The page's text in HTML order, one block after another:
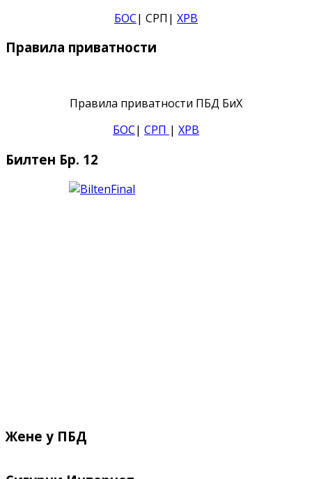
БОС| СРП| ХРВ
Правила приватности
Правила приватности ПБД БиХ
БОС| СРП | ХРВ
Билтен Бр. 12
Жене у ПБД